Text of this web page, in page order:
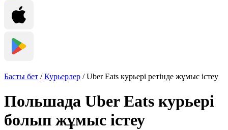
Басты бет /Курьерлер /Uber Eats курьері ретінде жұмыс істеу
Польшада Uber Eats курьері
болып жұмыс істеу